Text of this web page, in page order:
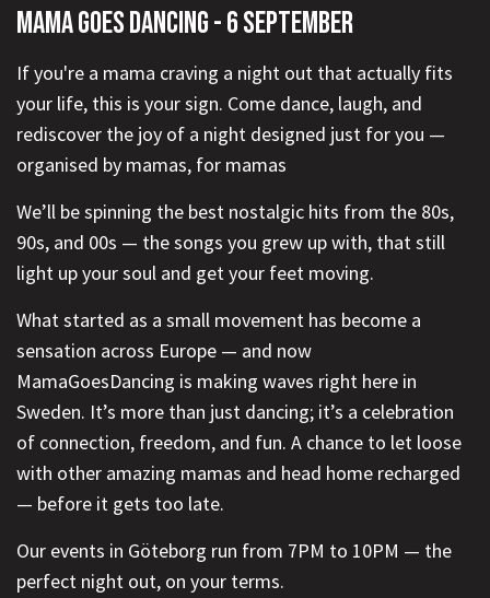
MAMA GOES DANCING - 6 SEPTEMBER
If you're a mama craving a night out that actually fits
your life, this is your sign. Come dance, laugh, and
rediscover the joy of a night designed just for you —
organised by mamas, for mamas
We’ll be spinning the best nostalgic hits from the 80s,
90s, and 00s — the songs you grew up with, that still
light up your soul and get your feet moving.
What started as a small movement has become a
sensation across Europe — and now
MamaGoesDancing is making waves right here in
Sweden. It’s more than just dancing; it’s a celebration
of connection, freedom, and fun. A chance to let loose
with other amazing mamas and head home recharged
— before it gets too late.
Our events in Göteborg run from 7PM to 10PM — the
perfect night out, on your terms.